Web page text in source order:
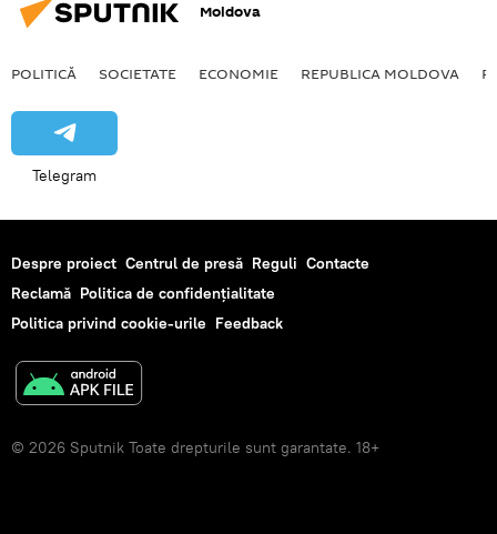
Moldova
POLITICĂ SOCIETATE ECONOMIE REPUBLICA MOLDOVA
Telegram
Despre proiect Centrul de presă Reguli Contacte
Reclamă Politica de confidențialitate
Politica privind cookie-urile Feedback
© 2026 Sputnik Toate drepturile sunt garantate. 18+